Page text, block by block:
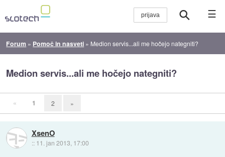
☰
Forum » Pomoč in nasveti » Medion servis...ali me hočejo nategniti?
Medion servis...ali me hočejo nategniti?
« 1 2 »
XsenO
:: 11. jan 2013, 17:00